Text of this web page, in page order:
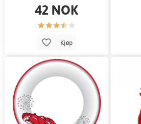
42 NOK
Kjøp